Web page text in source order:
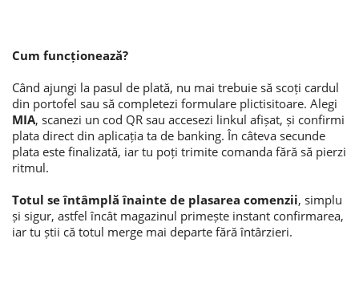
Cum funcționează?
Când ajungi la pasul de plată, nu mai trebuie să scoți cardul
din portofel sau să completezi formulare plictisitoare. Alegi
MIA, scanezi un cod QR sau accesezi linkul afișat, și confirmi
plata direct din aplicația ta de banking. În câteva secunde
plata este finalizată, iar tu poți trimite comanda fără să pierzi
ritmul.
Totul se întâmplă înainte de plasarea comenzii, simplu
și sigur, astfel încât magazinul primește instant confirmarea,
iar tu știi că totul merge mai departe fără întârzieri.